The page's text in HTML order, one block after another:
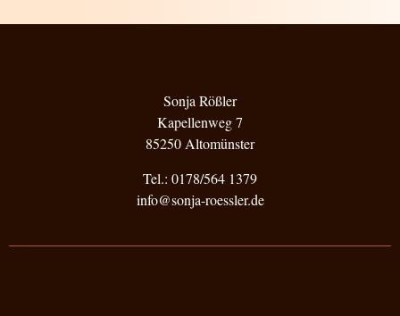
Sonja Rößler
Kapellenweg 7
85250 Altomünster
Tel.: 0178/564 1379
info@sonja-roessler.de